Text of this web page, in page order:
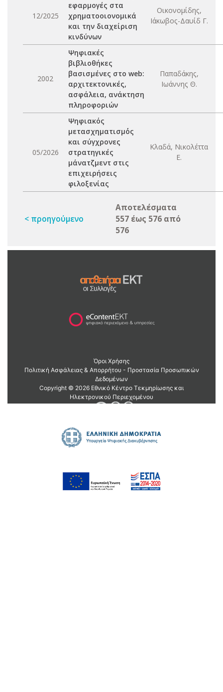
12/2025
εφαρμογές στα
χρηματοοιονομικά
και την διαχείριση
κινδύνων
Οικονομίδης,
Ιάκωβος-Δαυίδ Γ.
2002
Ψηφιακές
βιβλιοθήκες
βασισμένες στο web:
αρχιτεκτονικές,
ασφάλεια, ανάκτηση
πληροφοριών
Παπαδάκης,
Ιωάννης Θ.
05/2026
Ψηφιακός
μετασχηματισμ΄ός
και σύγχρονες
στρατηγικές
μάνατζμεντ στις
επιχειρήσεις
φιλοξενίας
Κλαδά, Νικολέττα
Ε.
< προηγούμενο
Αποτελέσματα
557 έως 576 από
576